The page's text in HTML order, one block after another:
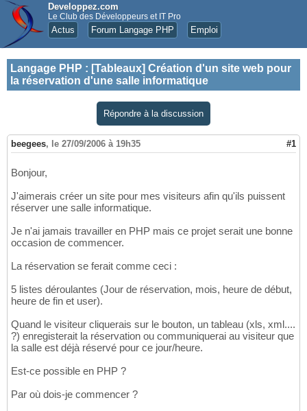
Developpez.com
Le Club des Développeurs et IT Pro
Actus Forum Langage PHP Emploi
Langage PHP : [Tableaux] Création d'un site web pour
la réservation d'une salle informatique
Répondre à la discussion
beegees, le 27/09/2006 à 19h35 #1
Bonjour,
J'aimerais créer un site pour mes visiteurs afin qu'ils puissent
réserver une salle informatique.
Je n'ai jamais travailler en PHP mais ce projet serait une bonne
occasion de commencer.
La réservation se ferait comme ceci :
5 listes déroulantes (Jour de réservation, mois, heure de début,
heure de fin et user).
Quand le visiteur cliquerais sur le bouton, un tableau (xls, xml....
?) enregisterait la réservation ou communiquerai au visiteur que
la salle est déjà réservé pour ce jour/heure.
Est-ce possible en PHP ?
Par où dois-je commencer ?